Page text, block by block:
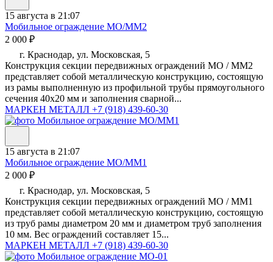
15 августа в 21:07
Мобильное ограждение МО/ММ2
2 000 ₽
г. Краснодар, ул. Московская, 5
Конструкция секции передвижных ограждений МО / MM2
представляет собой металлическую конструкцию, состоящую
из рамы выполненную из профильной трубы прямоугольного
сечения 40х20 мм и заполнения сварной...
МАРКЕН МЕТАЛЛ +7 (918) 439-60-30
15 августа в 21:07
Мобильное ограждение МО/ММ1
2 000 ₽
г. Краснодар, ул. Московская, 5
Конструкция секции передвижных ограждений МО / MM1
представляет собой металлическую конструкцию, состоящую
из труб рамы диаметром 20 мм и диаметром труб заполнения
10 мм. Вес ограждений составляет 15...
МАРКЕН МЕТАЛЛ +7 (918) 439-60-30